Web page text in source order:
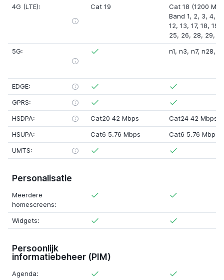
4G (LTE): Cat 19
Cat 18 (1200
Band 1, 2, 3, 4,
12, 13, 17, 18, 19
25, 26, 28, 29,
5G:
n1, n3, n7, n28,
EDGE:
GPRS:
HSDPA:
Cat20 42 Mbps
Cat24 42 Mbps
HSUPA:
Cat6 5.76 Mbps
Cat6 5.76 Mbps
UMTS:
Personalisatie
Meerdere
homescreens:
Widgets:
Persoonlijk
informatiebeheer (PIM)
Agenda: